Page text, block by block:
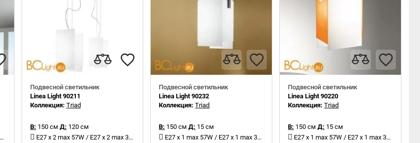
Подвесной светильник
Linea Light 90211
Коллекция: Triad
В: 150 см Д: 120 см
E27 x 2 max 57W / E27 x 2 max 30W
Подвесной светильник
Linea Light 90232
Коллекция:Triad
В: 150 см Д: 15 см
E27 x 1 max 57W / E27 x 1 max 30W
Подвесной светильник
Linea Light 90220
Коллекция:Triad
В: 150 см Д: 15 см
E27 x 1 max 57W / E27 x 1 max 30W